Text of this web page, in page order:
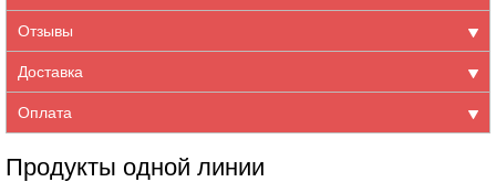
Отзывы
Доставка
Оплата
Продукты одной линии